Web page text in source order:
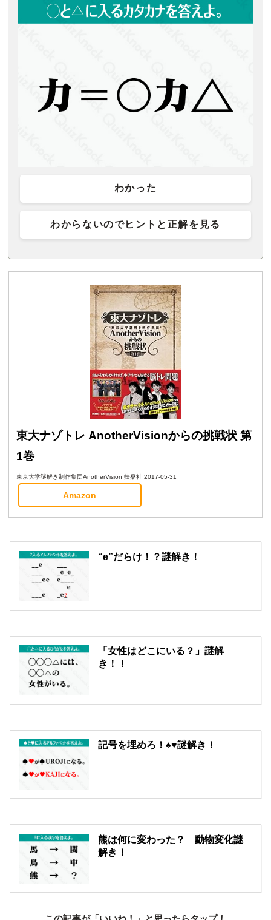
わかった
わからないのでヒントと正解を見る
東大ナゾトレ AnotherVisionからの挑戦状 第
1巻
東京大学謎解き制作集団AnotherVision 扶桑社 2017-05-31
Amazon
“e”だらけ！？謎解き！
「女性はどこにいる？」謎解
き！！
記号を埋めろ！♠♥謎解き！
熊は何に変わった？ 動物変化謎
解き！